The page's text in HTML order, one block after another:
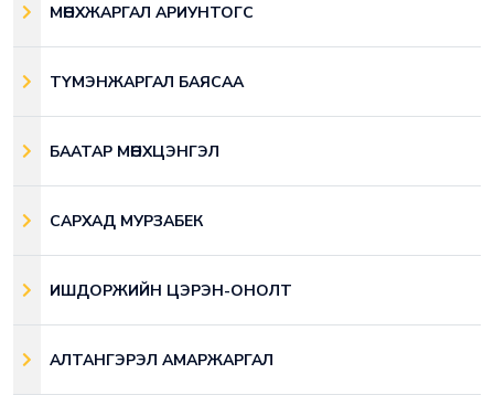
МӨНХЖАРГАЛ АРИУНТОГС
ТҮМЭНЖАРГАЛ БАЯСАА
БААТАР МӨНХЦЭНГЭЛ
САРХАД МУРЗАБЕК
ИШДОРЖИЙН ЦЭРЭН-ОНОЛТ
АЛТАНГЭРЭЛ АМАРЖАРГАЛ